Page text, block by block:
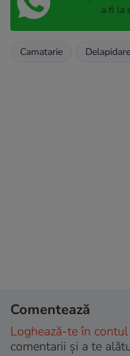
a fi la
Camatarie Delapidare
Comentează
Loghează-te în
comentarii și a te